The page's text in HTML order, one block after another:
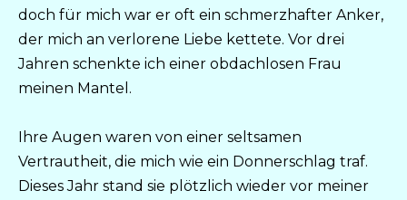
doch für mich war er oft ein schmerzhafter Anker,
der mich an verlorene Liebe kettete. Vor drei
Jahren schenkte ich einer obdachlosen Frau
meinen Mantel.
Ihre Augen waren von einer seltsamen
Vertrautheit, die mich wie ein Donnerschlag traf.
Dieses Jahr stand sie plötzlich wieder vor meiner